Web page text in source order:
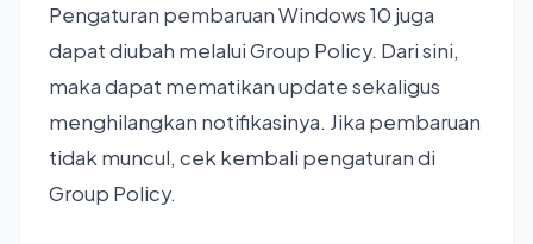
Pengaturan pembaruan Windows 10 juga
dapat diubah melalui Group Policy. Dari sini,
maka dapat mematikan update sekaligus
menghilangkan notifikasinya. Jika pembaruan
tidak muncul, cek kembali pengaturan di
Group Policy.